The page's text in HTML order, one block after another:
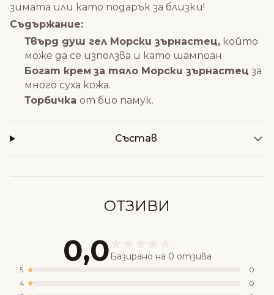
зимата или като подарък за близки!
Съдържание:
Твърд душ гел Морски зърнастец, който
може да се използва и като шампоан
Богат крем за тяло Морски зърнастец за
много суха кожа.
Торбичка от био памук.
Състав
ОТЗИВИ
0,0 Базирано на 0 отзива
5
0
4
0